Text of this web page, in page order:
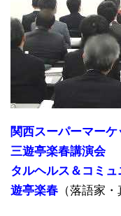
関西スーパーマー
三遊亭楽春講演会
タルヘルス＆コミ
遊亭楽春 （落語家・